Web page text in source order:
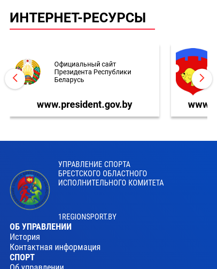
ИНТЕРНЕТ-РЕСУРСЫ
Официальный сайт
Президента Республики
Беларусь
www.president.gov.by
УПРАВЛЕНИЕ СПОРТА
БРЕСТСКОГО ОБЛАСТНОГО
ИСПОЛНИТЕЛЬНОГО КОМИТЕТА
1REGIONSPORT.BY
ОБ УПРАВЛЕНИИ
История
Контактная информация
СПОРТ